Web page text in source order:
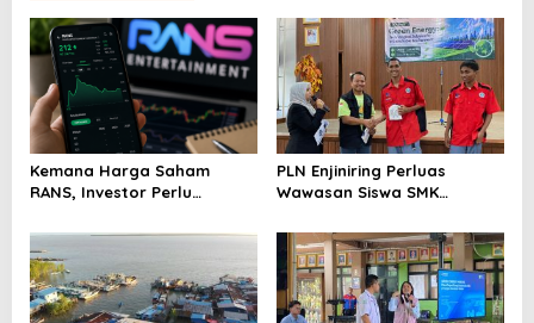
Kemana Harga Saham
RANS, Investor Perlu
Menghindari Spekulasi
Berlebihan
PLN Enjiniring Perluas
Wawasan Siswa SMK
Perubahan Iklim